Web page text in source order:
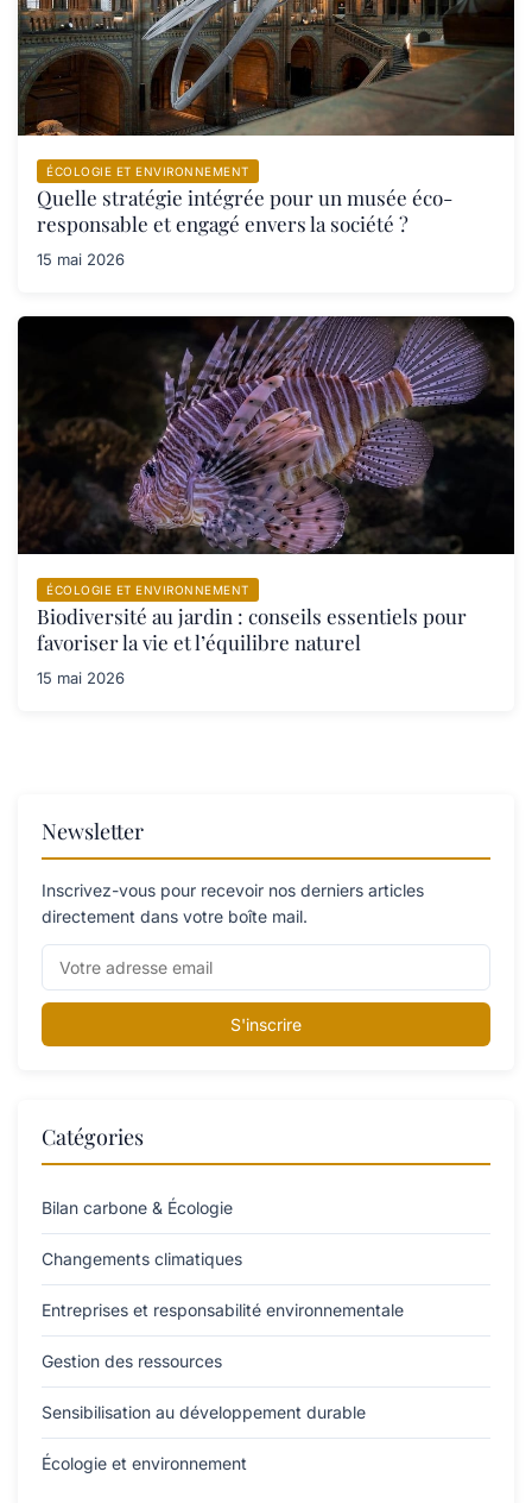
ÉCOLOGIE ET ENVIRONNEMENT
Quelle stratégie intégrée pour un musée éco-
responsable et engagé envers la société ?
15 mai 2026
ÉCOLOGIE ET ENVIRONNEMENT
Biodiversité au jardin : conseils essentiels pour
favoriser la vie et l’équilibre naturel
15 mai 2026
Newsletter
Inscrivez-vous pour recevoir nos derniers articles
directement dans votre boîte mail.
S'inscrire
Catégories
Bilan carbone & Écologie
Changements climatiques
Entreprises et responsabilité environnementale
Gestion des ressources
Sensibilisation au développement durable
Écologie et environnement